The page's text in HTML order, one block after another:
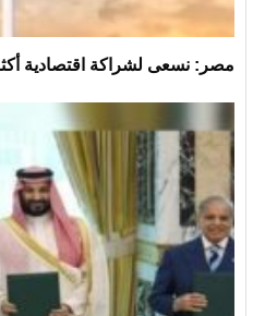
مصر: نسعى لشراكة اقتصادية